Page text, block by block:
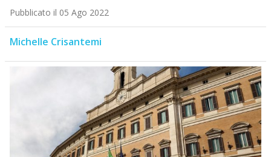
Pubblicato il 05 Ago 2022
Michelle Crisantemi